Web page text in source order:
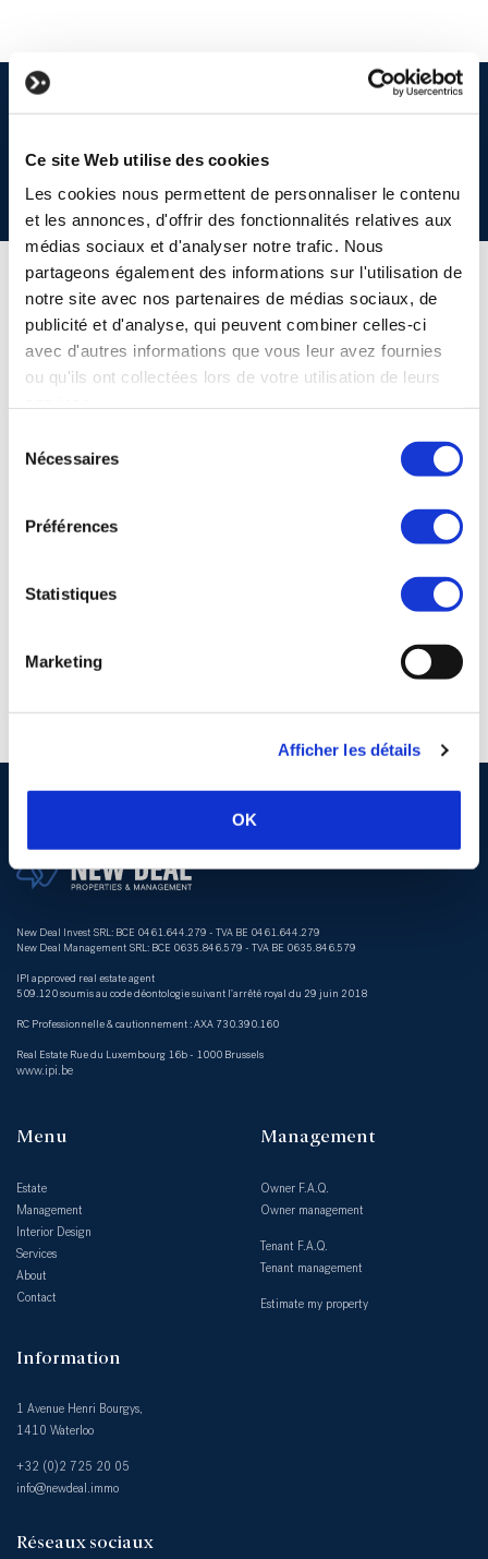
Ce site Web utilise des cookies
Les cookies nous permettent de personnaliser le contenu
et les annonces, d'offrir des fonctionnalités relatives aux
médias sociaux et d'analyser notre trafic. Nous
partageons également des informations sur l'utilisation de
notre site avec nos partenaires de médias sociaux, de
publicité et d'analyse, qui peuvent combiner celles-ci
avec d'autres informations que vous leur avez fournies
ou qu'ils ont collectées lors de votre utilisation de leurs
Nécessaires
Préférences
Statistiques
Marketing
Afficher les détails
OK
ADDRESS
Avenue de Kesbeek 304
1180 Uccle
New Deal Invest SRL: BCE 0461.644.279 - TVA BE 0461.644.279
New Deal Management SRL: BCE 0635.846.579 - TVA BE 0635.846.579
IPI approved real estate agent
509.120 soumis au code déontologie suivant l’arrêté royal du 29 juin 2018
RC Professionnelle & cautionnement : AXA 730.390.160
Real Estate Rue du Luxembourg 16b - 1000 Brussels
www.ipi.be
Menu
Estate
Management
Interior Design
Services
About
Contact
Management
Owner F.A.Q.
Owner management
Tenant F.A.Q.
Tenant management
Estimate my property
Information
1 Avenue Henri Bourgys,
1410 Waterloo
+32 (0)2 725 20 05
info@newdeal.immo
Réseaux sociaux